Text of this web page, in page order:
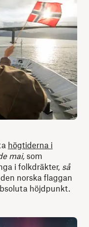
högtiderna i
mai, som
i folkdräkter, så
norska flaggan
höjdpunkt.